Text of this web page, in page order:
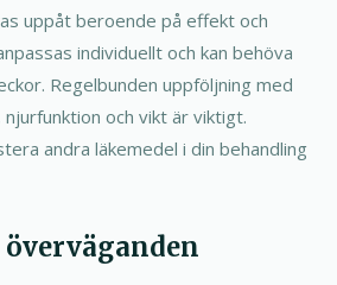
uppåt beroende på effekt och
individuellt och kan behöva
Regelbunden uppföljning med
och vikt är viktigt.
andra läkemedel i din behandling